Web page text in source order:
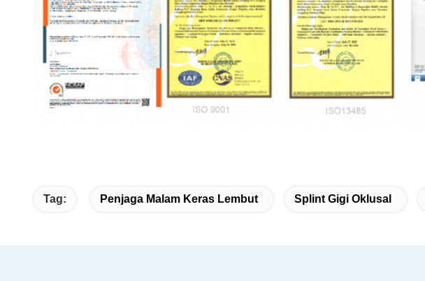
Tag: Penjaga Malam Keras Lembut Splint Gigi Oklusal